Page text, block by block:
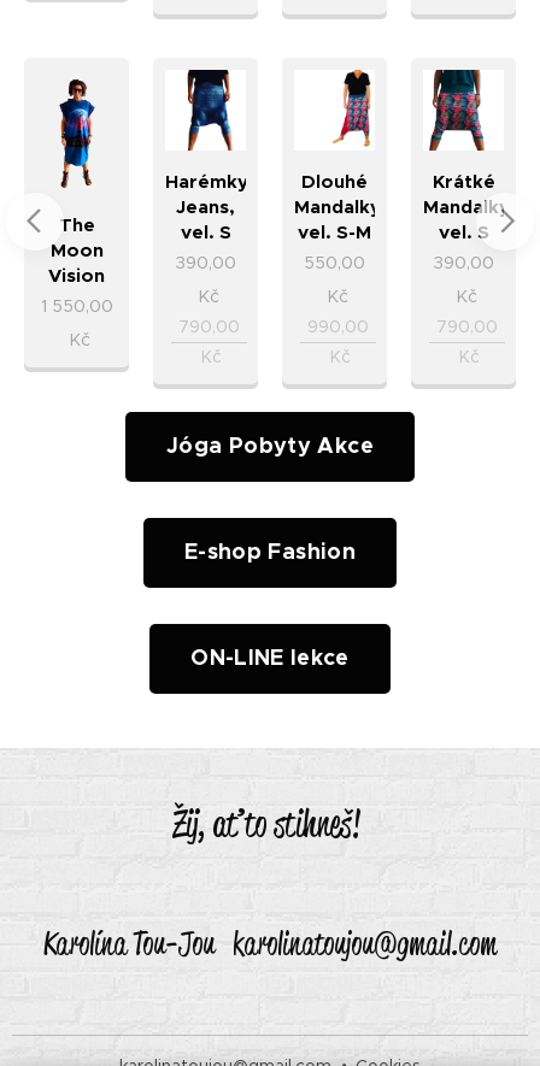
The
Moon
Vision
1 550,00
Kč
Harémky
Jeans,
vel. S
390,00
Kč
790,00
Kč
Dlouhé
Mandalky,
vel. S-M
550,00
Kč
990,00
Kč
Krátké
Mandalky,
vel. S
390,00
Kč
790,00
Kč
Jóga Pobyty Akce
E-shop Fashion
ON-LINE lekce
Žij, ať to stihneš!
Karolína Tou-Jou karolinatoujou@gmail.com